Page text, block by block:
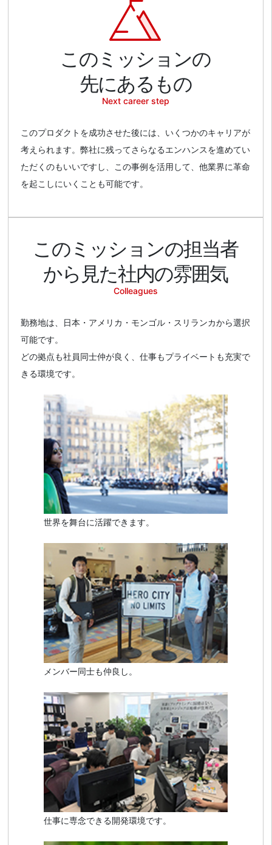
このミッションの
先にあるもの
Next career step
このプロダクトを成功させた後には、いくつかのキャリアが
考えられます。弊社に残ってさらなるエンハンスを進めてい
ただくのもいいですし、この事例を活用して、他業界に革命
を起こしにいくことも可能です。
このミッションの担当者
から見た社内の雰囲気
Colleagues
勤務地は、日本・アメリカ・モンゴル・スリランカから選択
可能です。
どの拠点も社員同士仲が良く、仕事もプライベートも充実で
きる環境です。
世界を舞台に活躍できます。
メンバー同士も仲良し。
仕事に専念できる開発環境です。